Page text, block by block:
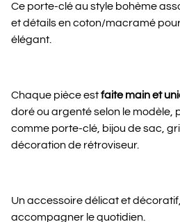
Ce porte-clé au style bohème
et détails en coton/macramé
élégant.
Chaque pièce estfaite main et
doré ou argenté selon le modèle,
comme porte-clé, bijou de sac,
décoration de rétroviseur.
Un accessoire délicat et
accompagner le quotidien.